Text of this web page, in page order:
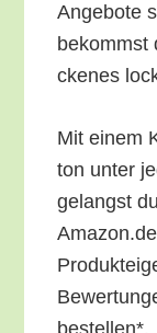
Ange­bo­te
cke­nes
Mit einem
ton unter
gelangst